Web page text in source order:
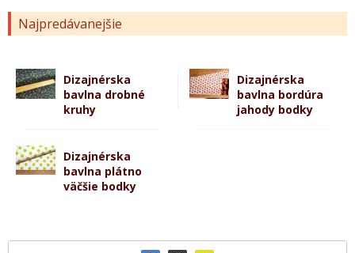
Najpredávanejšie
Dizajnérska
bavlna drobné
kruhy
Dizajnérska
bavlna bordúra
jahody bodky
Dizajnérska
bavlna plátno
väčšie bodky